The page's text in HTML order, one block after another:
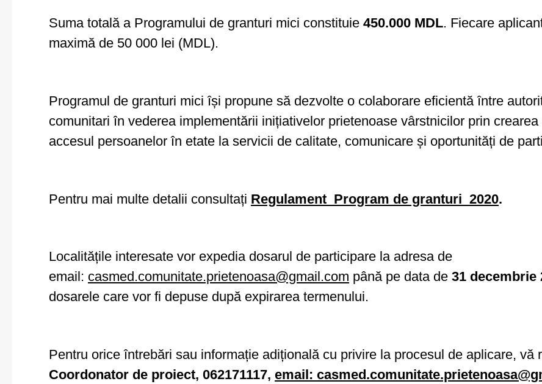
Suma totală a Programului de granturi mici constituie 450.000 MDL. Fiecare
maximă de 50 000 lei (MDL).
Programul de granturi mici își propune să dezvolte o colaborare eficientă între
comunitari în vederea implementării inițiativelor prietenoase vârstnicilor prin
accesul persoanelor în etate la servicii de calitate, comunicare și oportunități de
Pentru mai multe detalii consultați Regulament_Program de granturi_2020.
Localitățile interesate vor expedia dosarul de participare la adresa de
email: casmed.comunitate.prietenoasa@gmail.com până pe data de 31 decembrie
dosarele care vor fi depuse după expirarea termenului.
Pentru orice întrebări sau informație adițională cu privire la procesul de aplicare, vă
Coordonator de proiect, 062171117, email: